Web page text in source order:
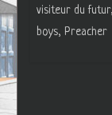
visiteur du
boys, Preacher